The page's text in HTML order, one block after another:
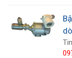
trường hóa
Có thể nói